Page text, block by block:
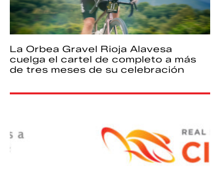
La Orbea Gravel Rioja Alavesa
cuelga el cartel de completo a más
de tres meses de su celebración